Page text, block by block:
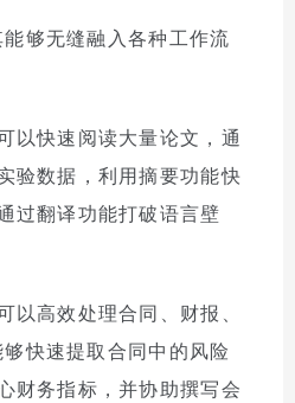
够无缝融入各种工作流
以快速阅读大量论文，通
验数据，利用摘要功能快
过翻译功能打破语言壁
以高效处理合同、财报、
快速提取合同中的风险
财务指标，并协助撰写会